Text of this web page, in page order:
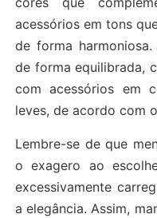
acessórios em tons
de forma
de forma equilibrada,
com acessórios em
leves, de acordo com
Lembre-se de que
o exagero ao
excessivamente
a elegância. Assim,